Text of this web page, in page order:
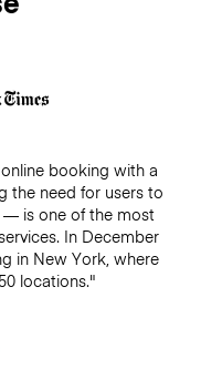
booking with a
the need for users to
— is one of the most
In December
in New York, where
locations."